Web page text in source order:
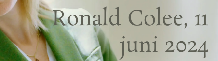
Ronald Colee, 11
juni 2024